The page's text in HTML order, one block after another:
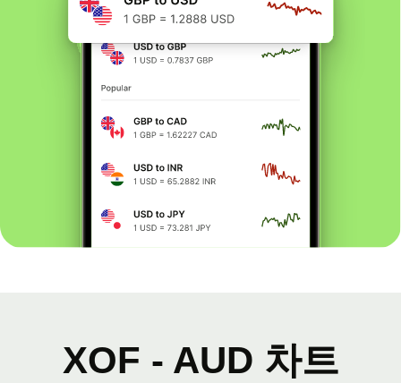
XOF - AUD 차트